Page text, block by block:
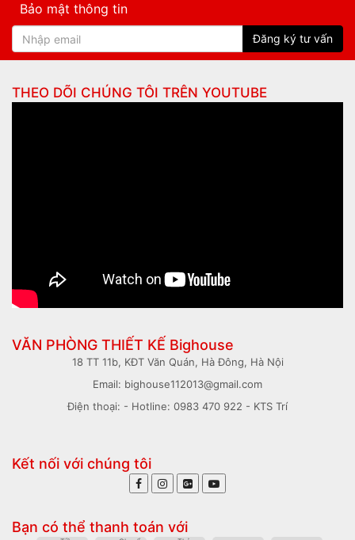
Bảo mật thông tin
Đăng ký tư vấn
THEO DÕI CHÚNG TÔI TRÊN YOUTUBE
VĂN PHÒNG THIẾT KẾ Bighouse
18 TT 11b, KĐT Văn Quán, Hà Đông, Hà Nội
Email: bighouse112013@gmail.com
Điện thoại: - Hotline: 0983 470 922 - KTS Trí
Kết nối với chúng tôi
Bạn có thể thanh toán với